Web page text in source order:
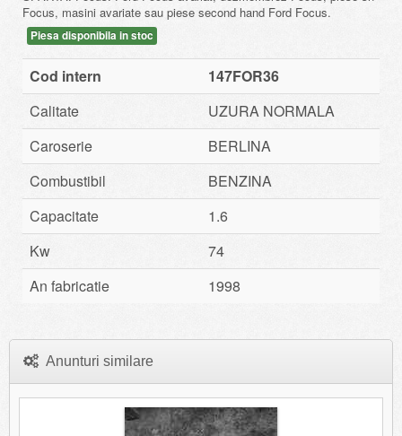
Focus, masini avariate sau piese second hand Ford Focus.
Piesa disponibila in stoc
Cod intern
147FOR36
Calitate
UZURA NORMALA
Caroserie
BERLINA
Combustibil
BENZINA
Capacitate
1.6
Kw
74
An fabricatie
1998
Anunturi similare